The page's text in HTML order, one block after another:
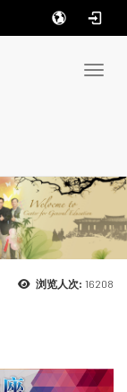
浏览人次: 16208